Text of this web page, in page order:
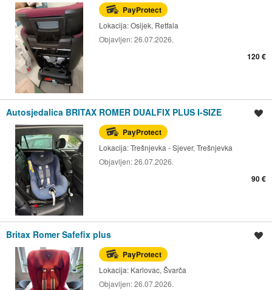
PayProtect
Lokacija:Osijek, Retfala
Objavljen:26.07.2026.
120 €
Autosjedalica BRITAX ROMER DUALFIX PLUS I-SIZE
PayProtect
Lokacija:Trešnjevka - Sjever, Trešnjevka
Objavljen:26.07.2026.
90 €
Britax Romer Safefix plus
PayProtect
Lokacija: Karlovac, Švarča
Objavljen:26.07.2026.